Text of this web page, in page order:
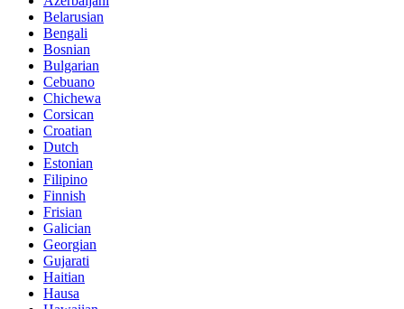
Belarusian
Bengali
Bosnian
Bulgarian
Cebuano
Chichewa
Corsican
Croatian
Dutch
Estonian
Filipino
Finnish
Frisian
Galician
Georgian
Gujarati
Haitian
Hausa